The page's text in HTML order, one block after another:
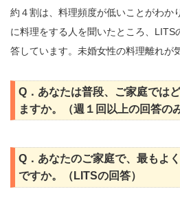
約４割は、料理頻度が低いことがわか
に料理をする人を聞いたところ、LITS
答しています。未婚女性の料理離れが
Q．あなたは普段、ご家庭では
ますか。（週１回以上の回答の
Q．あなたのご家庭で、最もよ
ですか。（LITSの回答）